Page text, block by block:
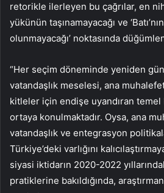
retorikle ilerleyen bu çağrılar, en
yükünün taşınamayacağı ve
olunmayacağı’ noktasında
“Her seçim döneminde yeniden
vatandaşlık meselesi, ana
kitleler için endişe uyandıran temel
ortaya konulmaktadır. Oysa, ana
vatandaşlık ve entegrasyon
Türkiye’deki varlığını
siyasi iktidarın 2020-2022
pratiklerine bakıldığında,